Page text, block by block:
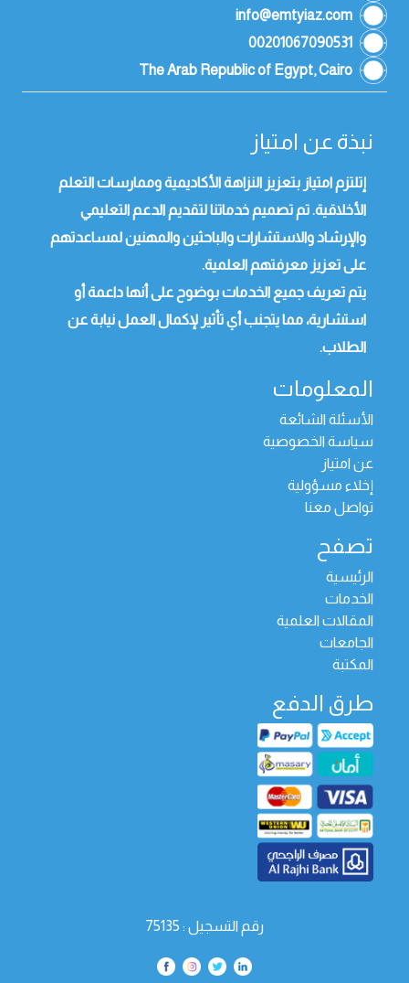
info@emtyiaz.com
00201067090531
The Arab Republic of Egypt, Cairo
نبذة عن امتياز
إتلتزم امتياز بتعزيز النزاهة الأكاديمية وممارسات التعلم
الأخلاقية. تم تصميم خدماتنا لتقديم الدعم التعليمي
والإرشاد والاستشارات والباحثين والمهنين لمساعدتهم
على تعزيز معرفتهم العلمية.
يتم تعريف جميع الخدمات بوضوح على أنها داعمة أو
استشارية، مما يتجنب أي تأثير لإكمال العمل نيابة عن
الطلاب.
المعلومات
الأسئلة الشائعة
سياسة الخصوصية
عن امتياز
إخلاء مسؤولية
تواصل معنا
تصفح
الرئيسية
الخدمات
المقالات العلمية
الجامعات
المكتبة
طرق الدفع
رقم التسجيل : 75135